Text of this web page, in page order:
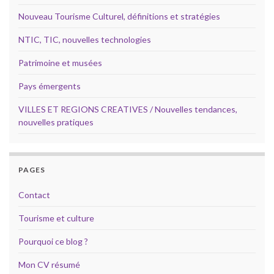
Nouveau Tourisme Culturel, définitions et stratégies
NTIC, TIC, nouvelles technologies
Patrimoine et musées
Pays émergents
VILLES ET REGIONS CREATIVES / Nouvelles tendances,
nouvelles pratiques
PAGES
Contact
Tourisme et culture
Pourquoi ce blog ?
Mon CV résumé